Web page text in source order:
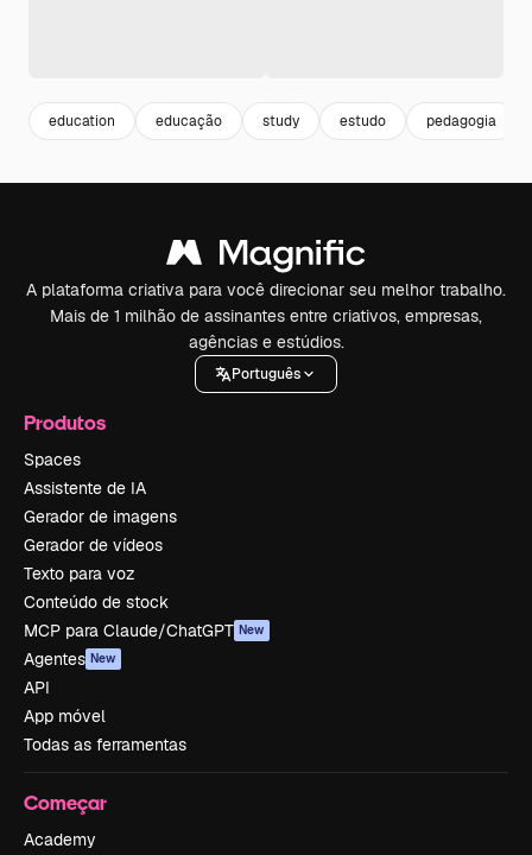
education educação study estudo pedagogia
A plataforma criativa para você direcionar seu melhor trabalho.
Mais de 1 milhão de assinantes entre criativos, empresas,
agências e estúdios.
Português
Produtos
Spaces
Assistente de IA
Gerador de imagens
Gerador de vídeos
Texto para voz
Conteúdo de stock
MCP para Claude/ChatGPT New
Agentes New
API
App móvel
Todas as ferramentas
Começar
Academy